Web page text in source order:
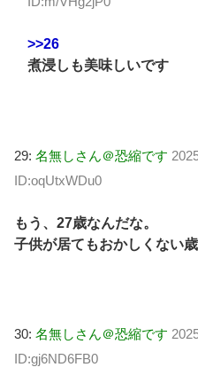
>>26
煮浸しも美味しいです
29: 名無しさん＠恐縮です
ID:oqUtxWDu0
もう、27歳なんだな。
子供が居てもおかしくない歳
30: 名無しさん＠恐縮です
ID:gj6ND6FB0